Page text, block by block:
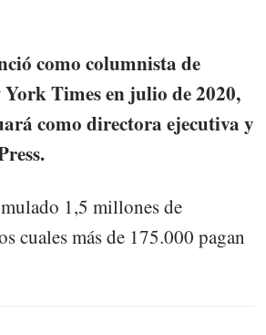
como columnista de
Times en julio de 2020,
como directora ejecutiva y
1,5 millones de
cuales más de 175.000 pagan